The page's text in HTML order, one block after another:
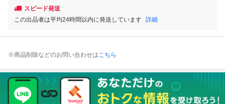
スピード発送
この出品者は平均24時間以内に発送しています 詳細
※商品削除などのお問い合わせはこちら